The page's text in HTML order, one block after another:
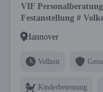
VIF
Festanstellung #
Hannover
Vollzeit
Kinderbetreuung